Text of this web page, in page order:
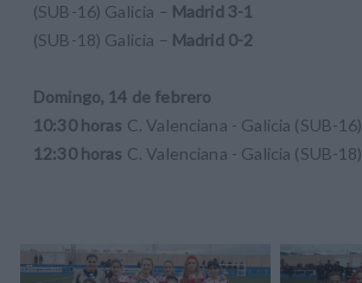
(SUB-16) Galicia – Madrid 3-1
(SUB-18) Galicia – Madrid 0-2
Domingo, 14 de febrero
10:30 horas C. Valenciana - Galicia (SUB-16)
12:30 horas C. Valenciana - Galicia (SUB-18)